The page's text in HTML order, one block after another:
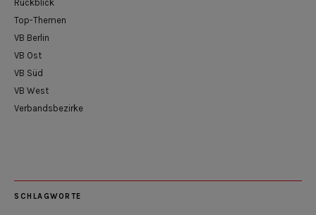
Rückblick
Top-Themen
VB Berlin
VB Ost
VB Süd
VB West
Verbandsbezirke
SCHLAGWORTE